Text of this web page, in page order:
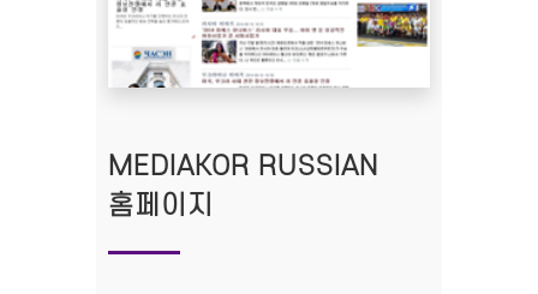
MEDIAKOR RUSSIAN
홈페이지